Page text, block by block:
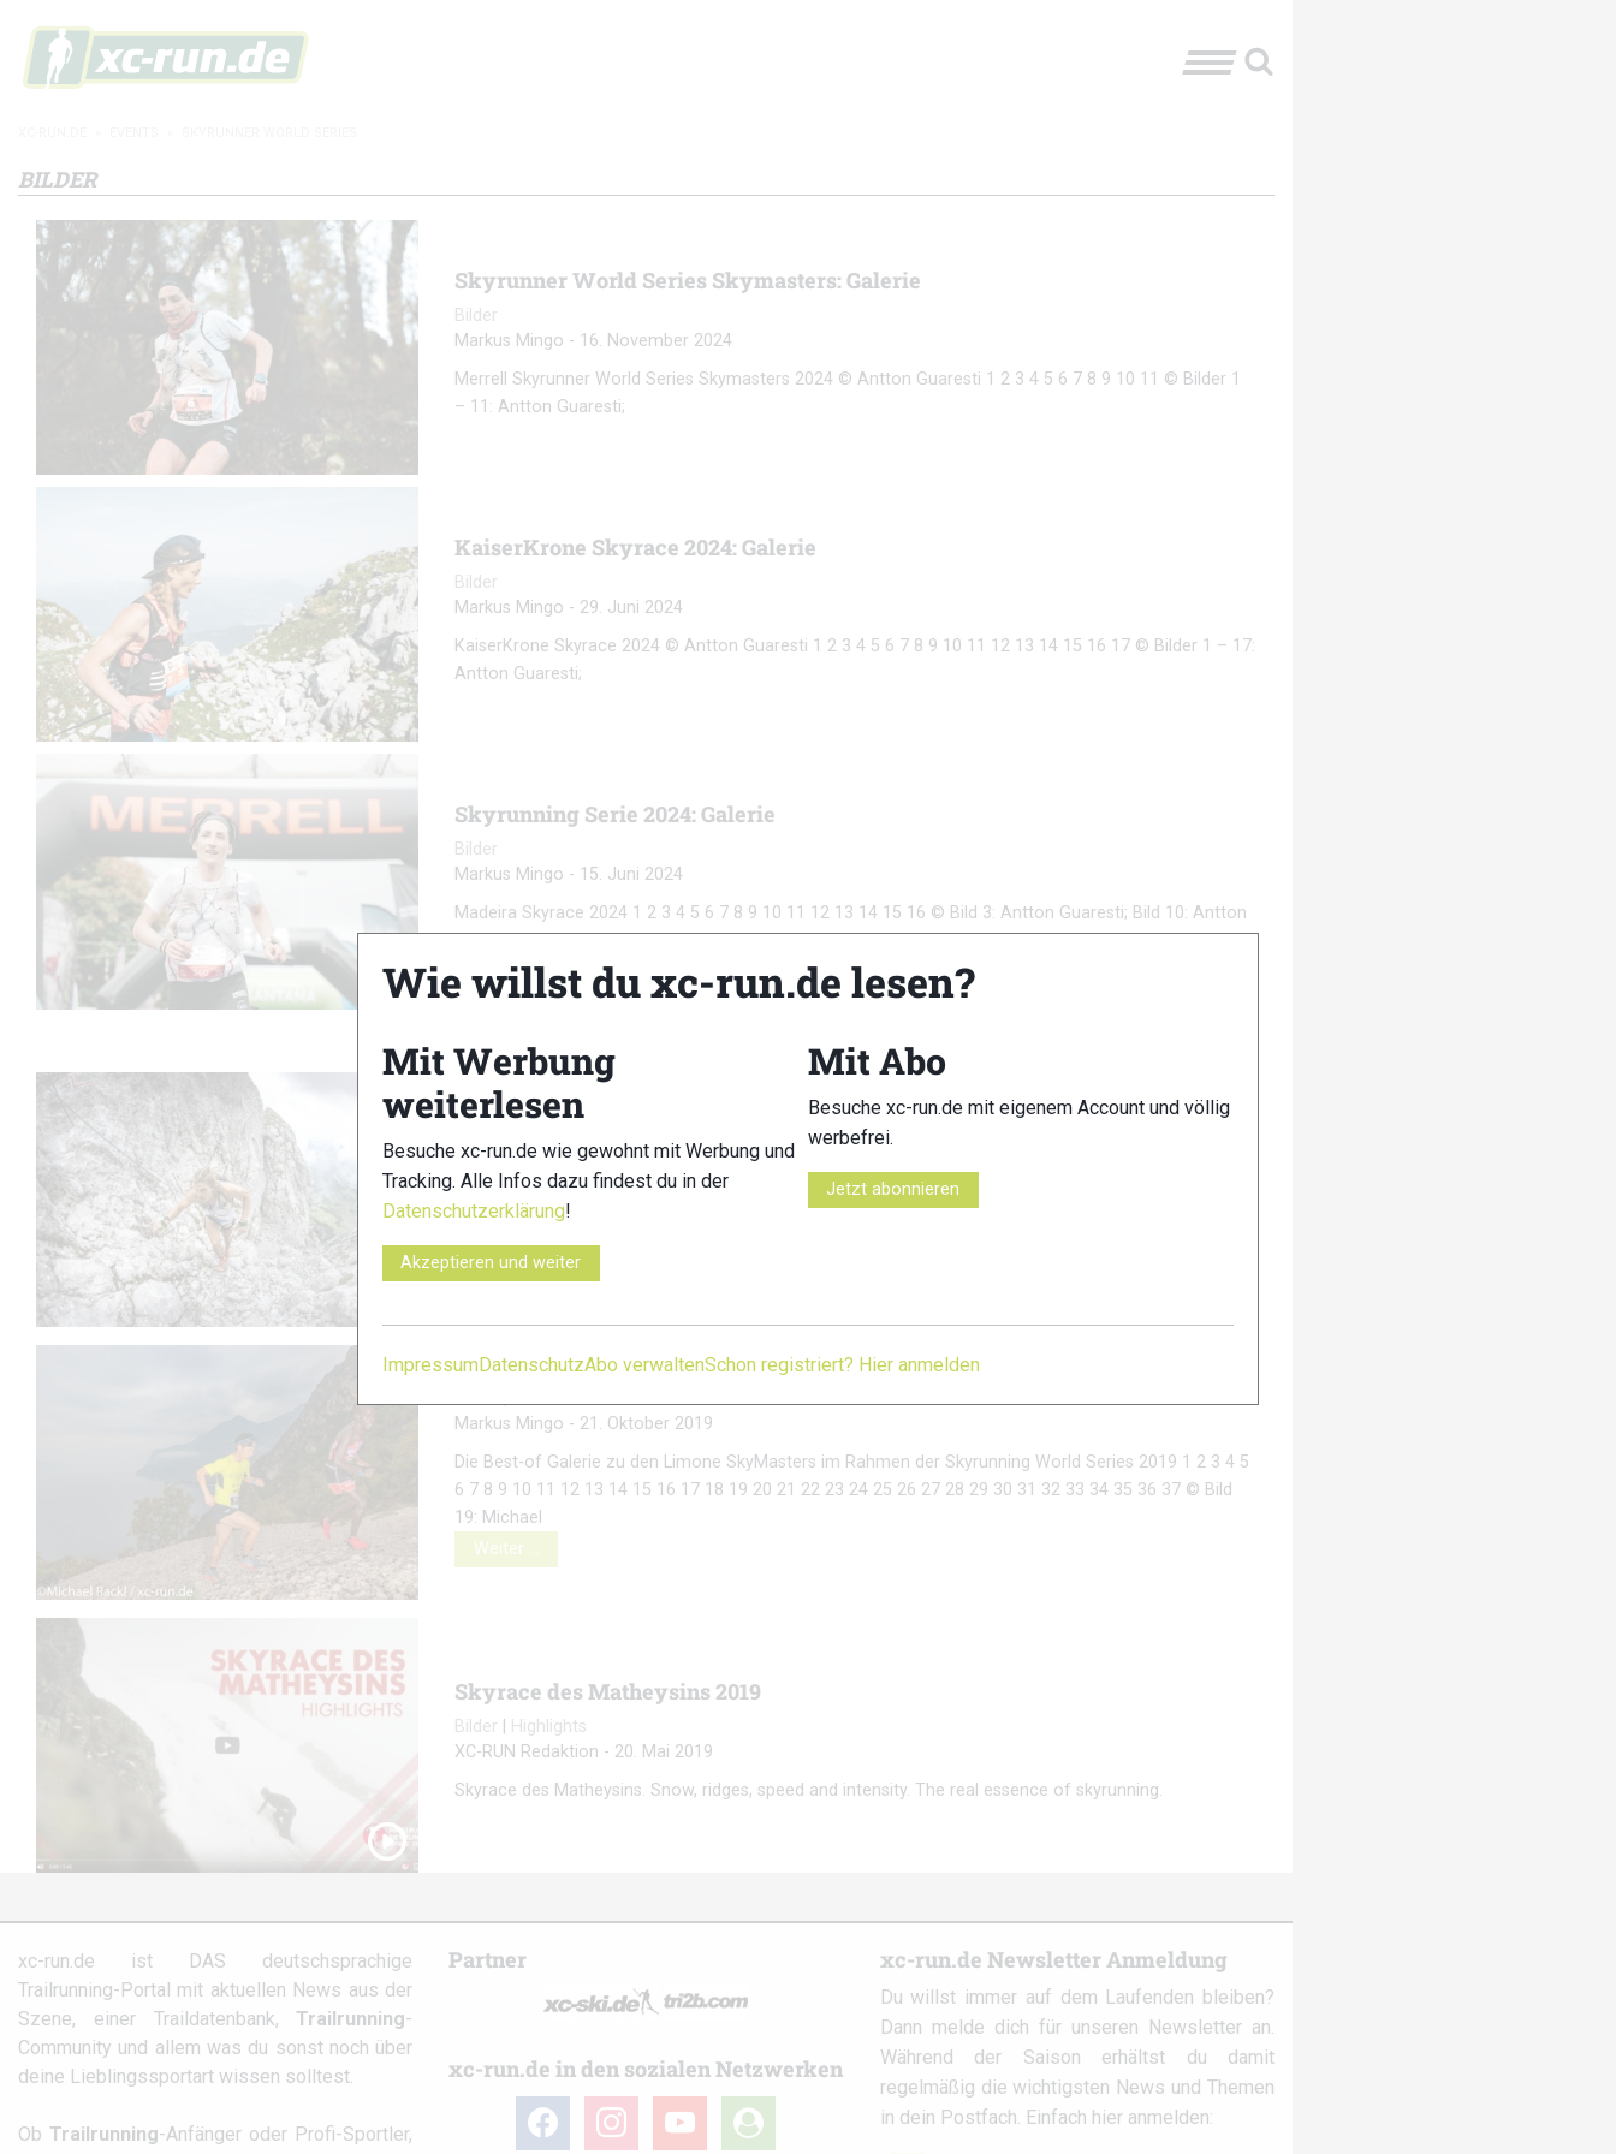
BILDER
Skyrunner World Series Skymasters: Galerie
Bilder
Markus Mingo - 16. November 2024
Merrell Skyrunner World Series Skymasters 2024 © Antton Guaresti 1 2 3 4 5 6 7 8 9 10 11 © Bilder 1
– 11: Antton Guaresti;
KaiserKrone Skyrace 2024: Galerie
Bilder
Markus Mingo - 29. Juni 2024
KaiserKrone Skyrace 2024 © Antton Guaresti 1 2 3 4 5 6 7 8 9 10 11 12 13 14 15 16 17 © Bilder 1 – 17:
Antton Guaresti;
Skyrunning Serie 2024: Galerie
Bilder
Markus Mingo - 15. Juni 2024
Madeira Skyrace 2024 1 2 3 4 5 6 7 8 9 10 11 12 13 14 15 16 © Bild 3: Antton Guaresti; Bild 10: Antton
Guaresti ;
Markus Mingo-27. Juni 2023
www.andifrank.com;
Limone Extreme SkyMasters: Best of Galerie
Markus Mingo - 21. Oktober 2019
Die Best-of Galerie zu den Limone SkyMasters im Rahmen der Skyrunning World Series 2019 1 2 3 4 5
6 7 8 9 10 11 12 13 14 15 16 17 18 19 20 21 22 23 24 25 26 27 28 29 30 31 32 33 34 35 36 37 © Bild
19: Michael
Weiter …
Skyrace des Matheysins 2019
Bilder
Highlights
XC-RUN Redaktion - 20. Mai 2019
Skyrace des Matheysins. Snow, ridges, speed and intensity. The real essence of skyrunning.
xc-run.de ist DAS deutschsprachige
Trailrunning-Portal mit aktuellen News aus der
Szene, einer Traildatenbank, Trailrunning-
Community und allem was du sonst noch über
deine Lieblingssportart wissen solltest.
Ob Trailrunning-Anfänger oder Profi-Sportler,
Partner
xc-run.de in den sozialen Netzwerken
facebook instagramyoutube
user-
circle
xc-run.de Newsletter Anmeldung
Du willst immer auf dem Laufenden bleiben?
Dann melde dich für unseren Newsletter an.
Während der Saison erhältst du damit
regelmäßig die wichtigsten News und Themen
in dein Postfach. Einfach hier anmelden:
Wie willst du xc-run.de lesen?
Mit Werbung
weiterlesen
Besuche xc-run.de wie gewohnt mit Werbung und
Tracking. Alle Infos dazu findest du in der
Datenschutzerklärung!
Akzeptieren und weiter
Mit Abo
Besuche xc-run.de mit eigenem Account und völlig
werbefrei.
Jetzt abonnieren
Impressum DatenschutzAbo verwaltenSchon registriert? Hier anmelden